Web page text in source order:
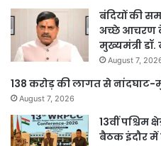
बंदियों की
अच्छे आचरण के
मुख्यमंत्री डॉ.
August 7,
138 करोड़ की लागत से नांदघाट-
August 7, 2026
13वीं पश्चिम
बैठक इंदौर